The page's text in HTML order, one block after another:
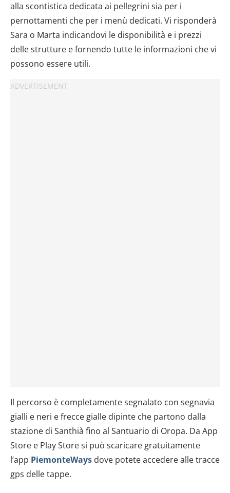
alla scontistica dedicata ai pellegrini sia per i
pernottamenti che per i menù dedicati. Vi risponderà
Sara o Marta indicandovi le disponibilità e i prezzi
delle strutture e fornendo tutte le informazioni che vi
possono essere utili.
Il percorso è completamente segnalato con segnavia
gialli e neri e frecce gialle dipinte che partono dalla
stazione di Santhià fino al Santuario di Oropa. Da App
Store e Play Store si può scaricare gratuitamente
l’app PiemonteWays dove potete accedere alle tracce
gps delle tappe.